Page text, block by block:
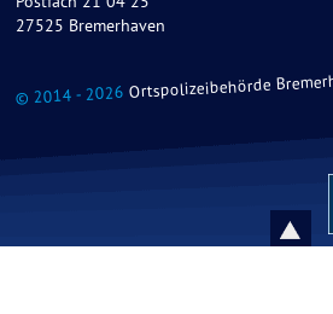
27525 Bremerhaven
© 2014 - 2026 Ortspolizeibehörde